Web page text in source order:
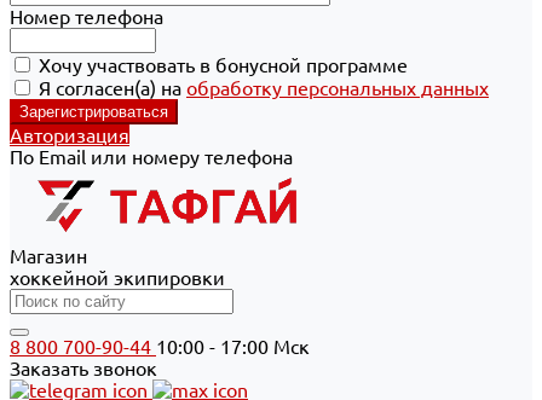
Номер телефона
Хочу участвовать в бонусной программе
Я согласен(а) на обработку персональных данных
Авторизация
По Email или номеру телефона
Магазин
хоккейной экипировки
8 800 700-90-44 10:00 - 17:00 Мск
Заказать звонок